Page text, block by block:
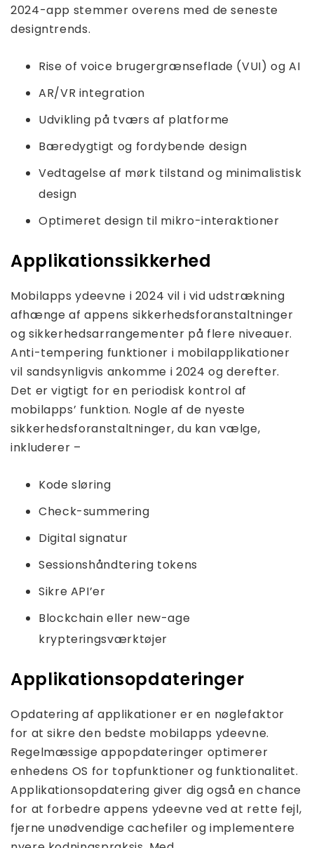
2024-app stemmer overens med de seneste
designtrends.
Rise of voice brugergrænseflade (VUI) og AI
AR/VR integration
Udvikling på tværs af platforme
Bæredygtigt og fordybende design
Vedtagelse af mørk tilstand og minimalistisk
design
Optimeret design til mikro-interaktioner
Applikationssikkerhed
Mobilapps ydeevne i 2024 vil i vid udstrækning
afhænge af appens sikkerhedsforanstaltninger
og sikkerhedsarrangementer på flere niveauer.
Anti-tempering funktioner i mobilapplikationer
vil sandsynligvis ankomme i 2024 og derefter.
Det er vigtigt for en periodisk kontrol af
mobilapps’ funktion. Nogle af de nyeste
sikkerhedsforanstaltninger, du kan vælge,
inkluderer –
Kode sløring
Check-summering
Digital signatur
Sessionshåndtering tokens
Sikre API’er
Blockchain eller new-age
krypteringsværktøjer
Applikationsopdateringer
Opdatering af applikationer er en nøglefaktor
for at sikre den bedste mobilapps ydeevne.
Regelmæssige appopdateringer optimerer
enhedens OS for topfunktioner og funktionalitet.
Applikationsopdatering giver dig også en chance
for at forbedre appens ydeevne ved at rette fejl,
fjerne unødvendige cachefiler og implementere